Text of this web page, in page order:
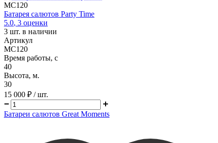
MC120
Батарея салютов Party Time
5.0, 3 оценки
3 шт. в наличии
Артикул
MC120
Время работы, с
40
Высота, м.
30
15 000 ₽ / шт.
Батареи салютов Great Moments